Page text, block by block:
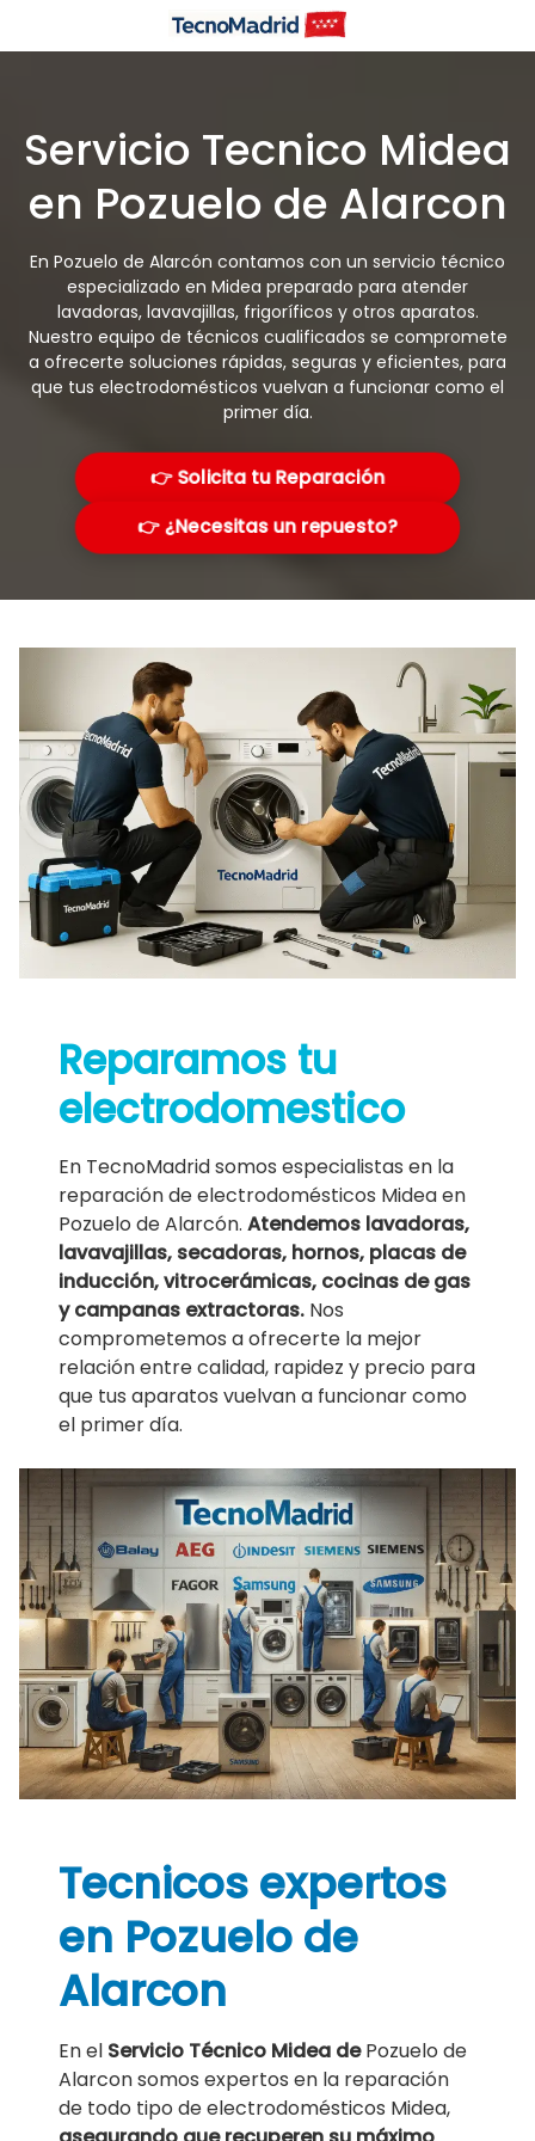
Servicio Tecnico Midea
en Pozuelo de Alarcon
En Pozuelo de Alarcón contamos con un servicio técnico
especializado en Midea preparado para atender
lavadoras, lavavajillas, frigoríficos y otros aparatos.
Nuestro equipo de técnicos cualificados se compromete
a ofrecerte soluciones rápidas, seguras y eficientes, para
que tus electrodomésticos vuelvan a funcionar como el
primer día.
👉 Solicita tu Reparación
👉 ¿Necesitas un repuesto?
Reparamos tu
electrodomestico
En TecnoMadrid somos especialistas en la
reparación de electrodomésticos Midea en
Pozuelo de Alarcón.Atendemos lavadoras,
lavavajillas, secadoras, hornos, placas de
inducción, vitrocerámicas, cocinas de gas
y campanas extractoras. Nos
comprometemos a ofrecerte la mejor
relación entre calidad, rapidez y precio para
que tus aparatos vuelvan a funcionar como
el primer día.
Tecnicos expertos
en Pozuelo de
Alarcon
En el Servicio Técnico Midea dePozuelo de
Alarcon somos expertos en la reparación
de todo tipo de electrodomésticos Midea,